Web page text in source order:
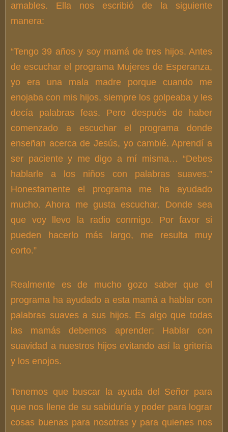
amables. Ella nos escribió de la siguiente
manera:
“Tengo 39 años y soy mamá de tres hijos. Antes
de escuchar el programa Mujeres de Esperanza,
yo era una mala madre porque cuando me
enojaba con mis hijos, siempre los golpeaba y les
decía palabras feas. Pero después de haber
comenzado a escuchar el programa donde
enseñan acerca de Jesús, yo cambié. Aprendí a
ser paciente y me digo a mí misma… “Debes
hablarle a los niños con palabras suaves.”
Honestamente el programa me ha ayudado
mucho. Ahora me gusta escuchar. Donde sea
que voy llevo la radio conmigo. Por favor si
pueden hacerlo más largo, me resulta muy
corto.”
Realmente es de mucho gozo saber que el
programa ha ayudado a esta mamá a hablar con
palabras suaves a sus hijos. Es algo que todas
las mamás debemos aprender: Hablar con
suavidad a nuestros hijos evitando así la gritería
y los enojos.
Tenemos que buscar la ayuda del Señor para
que nos llene de su sabiduría y poder para lograr
cosas buenas para nosotras y para quienes nos